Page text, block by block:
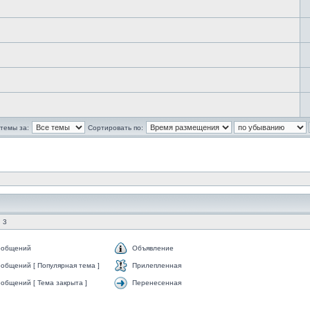
за: Сортировать по:
3
Объявление
[ Популярная тема ] Прилепленная
[ Тема закрыта ] Перенесенная